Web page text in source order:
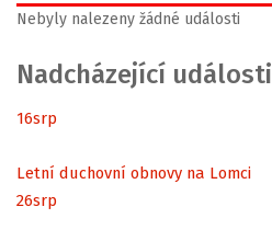
Nebyly nalezeny žádné události
Nadcházející události
16srp
Letní duchovní obnovy na Lomci
26srp